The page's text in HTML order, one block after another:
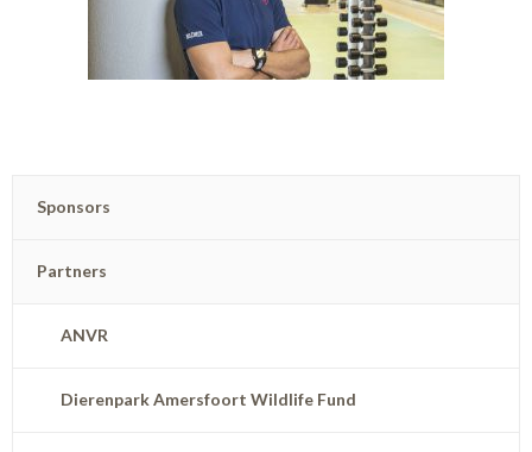
Sponsors
Partners
ANVR
Dierenpark Amersfoort Wildlife Fund